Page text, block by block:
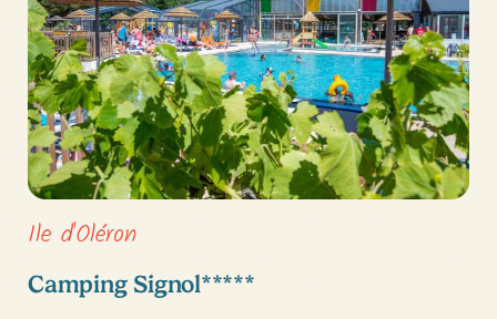
Ile d'Oléron
Camping Signol*****